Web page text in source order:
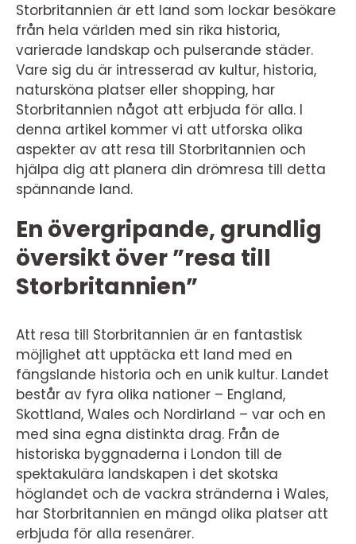
Storbritannien är ett land som lockar besökare
från hela världen med sin rika historia,
varierade landskap och pulserande städer.
Vare sig du är intresserad av kultur, historia,
natursköna platser eller shopping, har
Storbritannien något att erbjuda för alla. I
denna artikel kommer vi att utforska olika
aspekter av att resa till Storbritannien och
hjälpa dig att planera din drömresa till detta
spännande land.
En övergripande, grundlig
översikt över ”resa till
Storbritannien”
Att resa till Storbritannien är en fantastisk
möjlighet att upptäcka ett land med en
fängslande historia och en unik kultur. Landet
består av fyra olika nationer – England,
Skottland, Wales och Nordirland – var och en
med sina egna distinkta drag. Från de
historiska byggnaderna i London till de
spektakulära landskapen i det skotska
höglandet och de vackra stränderna i Wales,
har Storbritannien en mängd olika platser att
erbjuda för alla resenärer.